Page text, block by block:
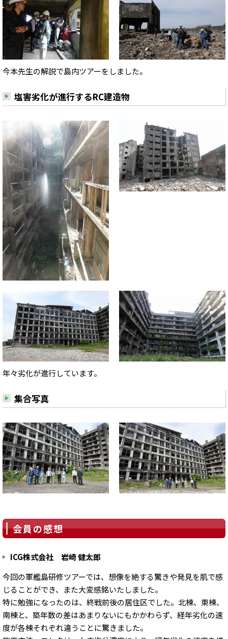
今本先生の解説で島内ツアーをしました。
塩害劣化が進行するRC建造物
年々劣化が進行しています。
集合写真
会員の感想
ICG株式会社 岩崎 健太郎
今回の軍艦島研修ツアーでは、想像を絶する驚きや発見を肌で感
じることができ、また大変感銘いたしました。
特に勉強になったのは、終戦前後の居住区でした。北棟、東棟、
南棟と、築年数の差はあまりないにもかかわらず、経年劣化の速
度が各棟それぞれ違うことに驚きました。